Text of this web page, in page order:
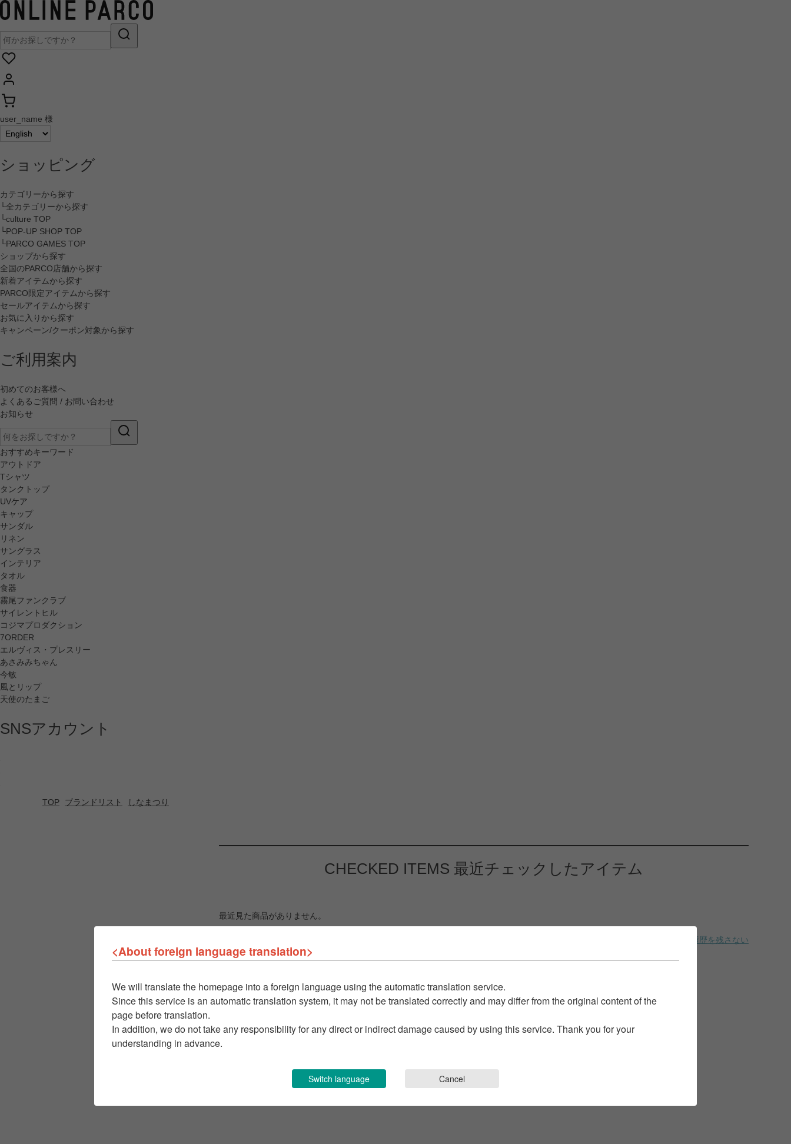
user_name 様
ショッピング
カテゴリーから探す
└全カテゴリーから探す
└culture TOP
└POP-UP SHOP TOP
└PARCO GAMES TOP
ショップから探す
全国のPARCO店舗から探す
新着アイテムから探す
PARCO限定アイテムから探す
セールアイテムから探す
お気に入りから探す
キャンペーン/クーポン対象から探す
ご利用案内
初めてのお客様へ
よくあるご質問 / お問い合わせ
お知らせ
おすすめキーワード
アウトドア
Tシャツ
タンクトップ
UVケア
キャップ
サンダル
リネン
サングラス
インテリア
タオル
食器
霧尾ファンクラブ
サイレントヒル
コジマプロダクション
7ORDER
エルヴィス・プレスリー
あさみみちゃん
今敏
風とリップ
天使のたまご
SNSアカウント
TOP ブランドリスト しなまつり
CHECKED ITEMS 最近チェックしたアイテム
最近見た商品がありません。
履歴を残さない
<About foreign language translation>
We will translate the homepage into a foreign language using the automatic translation service.
Since this service is an automatic translation system, it may not be translated correctly and may differ from the original content of the
page before translation.
In addition, we do not take any responsibility for any direct or indirect damage caused by using this service. Thank you for your
understanding in advance.
Switch language Cancel